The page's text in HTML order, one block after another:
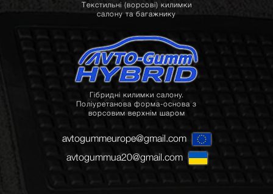
Текстильні (ворсові) килимки
салону та багажнику
Гібридні килимки салону.
Поліуретанова форма-основа з
ворсовим верхнім шаром
avtogummeurope@gmail.com
avtogummua20@gmail.com